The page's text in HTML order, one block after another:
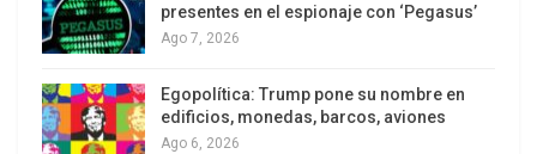
Los latinos le van dando la espalda a Trump
presentes en el espionaje con ‘Pegasus’
Ago 7, 2026
Egopolítica: Trump pone su nombre en
edificios, monedas, barcos, aviones
Ago 6, 2026